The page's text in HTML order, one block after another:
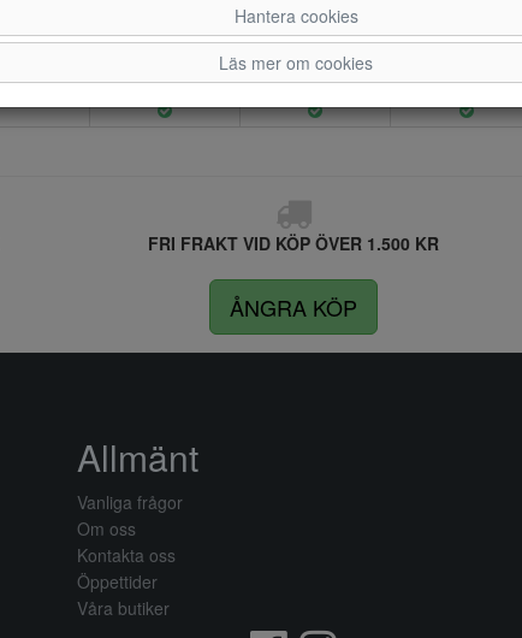
36 37 38
FRI FRAKT VID KÖP ÖVER 1.500 KR
ÅNGRA KÖP
Hantera cookies
Läs mer om cookies
Allmänt
Vanliga frågor
Om oss
Kontakta oss
Öppettider
Våra butiker